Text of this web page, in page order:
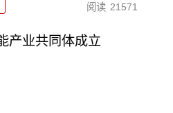
阅读 21571
产业共同体成立